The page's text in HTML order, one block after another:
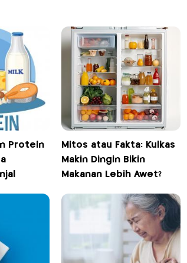
Protein
Mitos atau Fakta: Kulkas
Makin Dingin Bikin
Makanan Lebih Awet?